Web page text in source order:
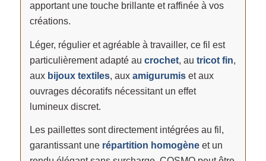
apportant une touche brillante et raffinée à vos
créations.
Léger, régulier et agréable à travailler, ce fil est
particulièrement adapté au crochet, au tricot fin,
aux bijoux textiles, aux amigurumiset aux
ouvrages décoratifs nécessitant un effet
lumineux discret.
Les paillettes sont directement intégrées au fil,
garantissant une répartition homogèneet un